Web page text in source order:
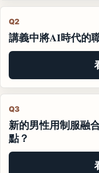
Q2
講義中將AI時代的
Q3
新的男性用制服融
點？